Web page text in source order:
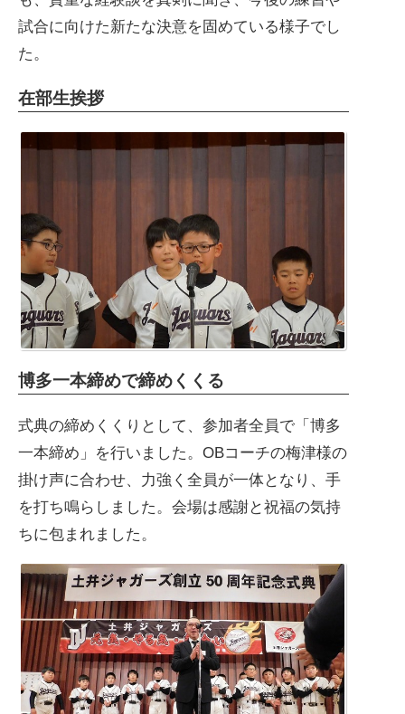
試合に向けた新たな決意を固めている様子でし
た。
在部生挨拶
博多一本締めで締めくくる
式典の締めくくりとして、参加者全員で「博多
一本締め」を行いました。OBコーチの梅津様の
掛け声に合わせ、力強く全員が一体となり、手
を打ち鳴らしました。会場は感謝と祝福の気持
ちに包まれました。